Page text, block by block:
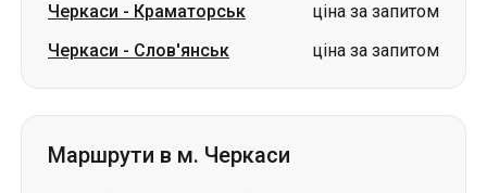
Черкаси - Краматорськ
ціна за запитом
Черкаси - Слов'янськ ціна за запитом
Маршрути в м. Черкаси